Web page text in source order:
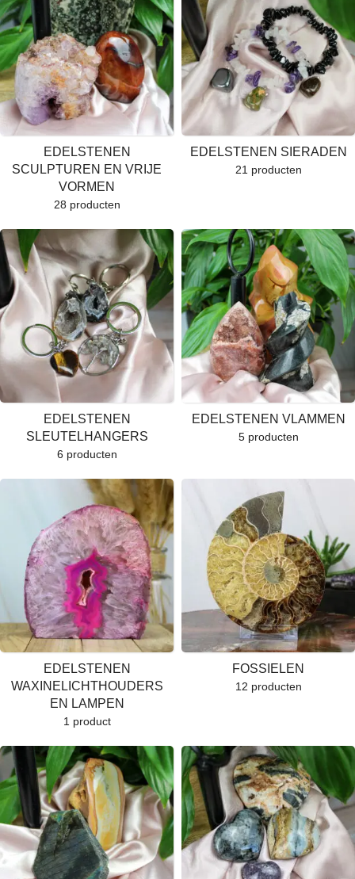
EDELSTENEN
SCULPTUREN EN VRIJE
VORMEN
28 producten
EDELSTENEN SIERADEN
21 producten
EDELSTENEN
SLEUTELHANGERS
6 producten
EDELSTENEN VLAMMEN
5 producten
EDELSTENEN
WAXINELICHTHOUDERS
EN LAMPEN
1 product
FOSSIELEN
12 producten